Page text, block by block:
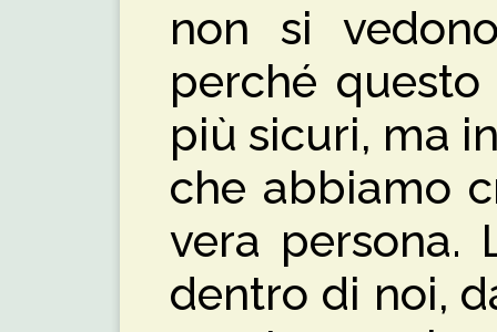
non si
perché
più sicuri, ma
che abbiamo
vera persona.
dentro di noi,